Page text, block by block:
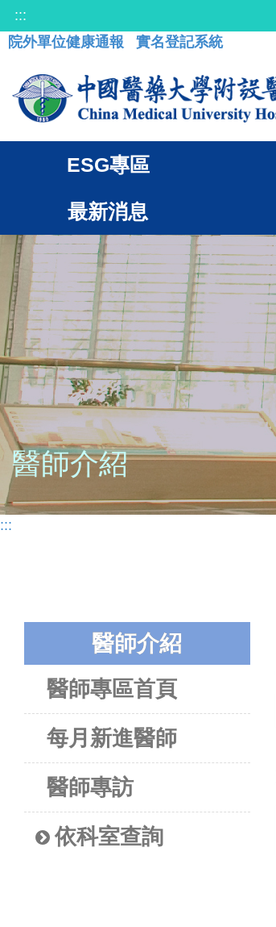
:::
院外單位健康通報
實名登記系統
ESG專區
最新消息
醫師介紹
:::
醫師介紹
醫師專區首頁
每月新進醫師
醫師專訪
依科室查詢